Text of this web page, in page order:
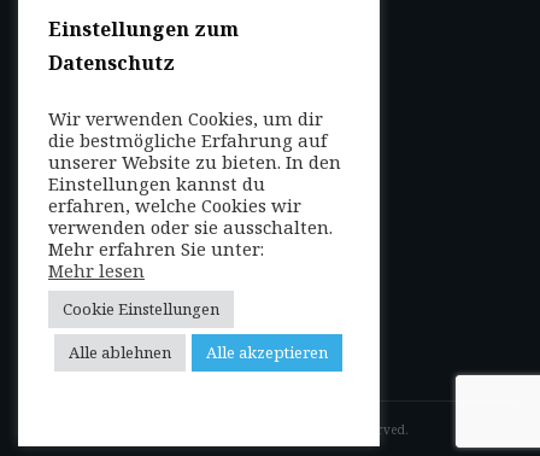
Datenschutzbestimmungen
Nutzungsbedingungen
FOLGEN SIE UNS
Entdecken Sie weltweit
mit uns die Highlights in
jeder Region als Local
oder auf Reisen!
, all rights reserved.
Einstellungen zum
Datenschutz
Wir verwenden Cookies, um dir
die bestmögliche Erfahrung auf
unserer Website zu bieten. In den
Einstellungen kannst du
erfahren, welche Cookies wir
verwenden oder sie ausschalten.
Mehr erfahren Sie unter:
Mehr lesen
Cookie Einstellungen
Alle ablehnen
Alle akzeptieren